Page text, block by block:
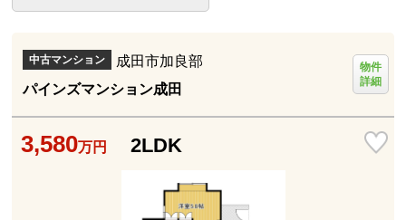
中古マンション
成田市加良部
パインズマンション成田
物件
詳細
3,580万円 2LDK